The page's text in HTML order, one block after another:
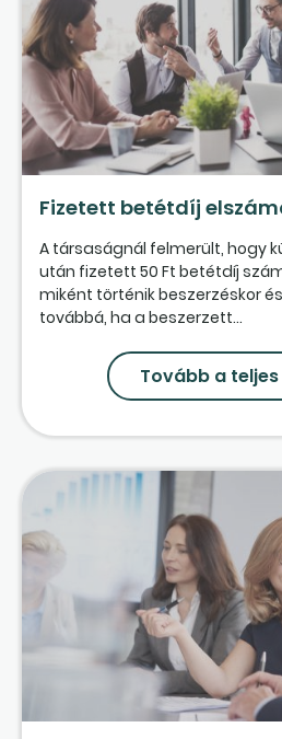
Fizetett betétdíj
A társaságnál felmerült, hogy
után fizetett 50 Ft betétdíj
miként történik beszerzéskor
továbbá, ha a beszerzett...
Tovább a